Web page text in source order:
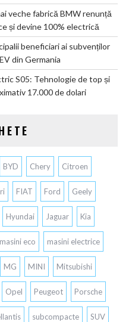
veche fabrică BMW renunță
și devine 100% electrică
beneficiari ai subvenților
din Germania
S05: Tehnologie de top și
17.000 de dolari
BYD Chery Citroen
FIAT Ford Geely
Hyundai Jaguar Kia
masini eco masini electrice
MG MINI Mitsubishi
Opel Peugeot Porsche
subcompacte SUV